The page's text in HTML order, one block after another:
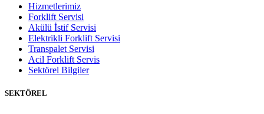
Hizmetlerimiz
Forklift Servisi
Akülü İstif Servisi
Elektrikli Forklift Servisi
Transpalet Servisi
Acil Forklift Servis
Sektörel Bilgiler
SEKTÖREL